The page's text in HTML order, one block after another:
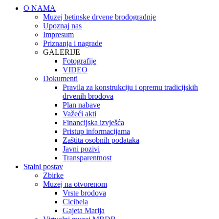
O NAMA
Muzej betinske drvene brodogradnje
Upoznaj nas
Impresum
Priznanja i nagrade
GALERIJE
Fotografije
VIDEO
Dokumenti
Pravila za konstrukciju i opremu tradicijskih
drvenih brodova
Plan nabave
Važeći akti
Financijska izvješća
Pristup informacijama
Zaštita osobnih podataka
Javni pozivi
Transparentnost
Stalni postav
Zbirke
Muzej na otvorenom
Vrste brodova
Cicibela
Gajeta Marija